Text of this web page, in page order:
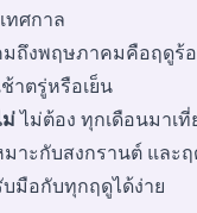
ทศกาล
ถึงพฤษภาคมคือฤดูร้อ
าตรู่หรือเย็น
ม่ไม่ต้อง ทุกเดือนมาเ
มาะกับสงกรานต์ แล
มือกับทุกฤดูได้ง่าย